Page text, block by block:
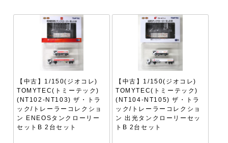
【中古】1/150(ジオコレ)
TOMYTEC(トミーテック)
(NT102-NT103) ザ・トラ
ック/トレーラーコレクショ
ン ENEOSタンクローリー
セットB 2台セット
【中古】1/150(ジオコレ)
TOMYTEC(トミーテック)
(NT104-NT105) ザ・トラ
ック/トレーラーコレクショ
ン 出光タンクローリーセッ
トB 2台セット